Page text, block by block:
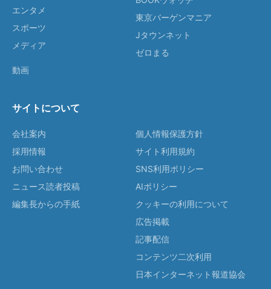
エンタメ
スポーツ
メディア
動画
東京バーゲンマニア
Jタウンネット
ゼロまる
サイトについて
会社案内
採用情報
お問い合わせ
ニュース読者投稿
編集長からの手紙
個人情報保護方針
サイト利用規約
SNS利用ポリシー
AIポリシー
クッキーの利用について
広告掲載
記事配信
コンテンツ二次利用
日本インターネット報道協会